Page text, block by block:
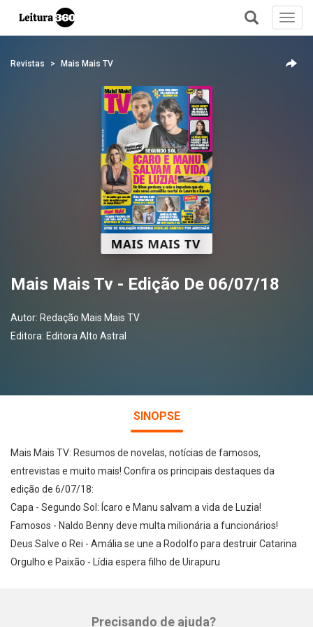
+
Revistas Mais Mais TV
Mais Mais Tv - Edição De 06/07/18
Autor: Redação Mais Mais TV
Editora: Editora Alto Astral
SINOPSE
Mais Mais TV: Resumos de novelas, notícias de famosos,
entrevistas e muito mais! Confira os principais destaques da
edição de 6/07/18:
Capa - Segundo Sol: Ícaro e Manu salvam a vida de Luzia!
Famosos - Naldo Benny deve multa milionária a funcionários!
Deus Salve o Rei - Amália se une a Rodolfo para destruir Catarina
Orgulho e Paixão - Lídia espera filho de Uirapuru
Precisando de ajuda?
Facebook Twitter